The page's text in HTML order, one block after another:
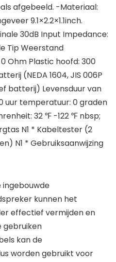
afgebeeld. -Materiaal:
9.1×2.2×1.1inch.
30dB Input Impedance:
Tip Weerstand
Ohm Plastic hoofd: 300
(NEDA 1604, JIS 006P
batterij) Levensduur van
uur temperatuur: 0 graden
32 ℉ -122 ℉ nbsp;
N1 * Kabeltester (2
N1 * Gebruiksaanwijzing
ingebouwde
kunnen het
effectief vermijden en
gebruiken
kan de
worden gebruikt voor